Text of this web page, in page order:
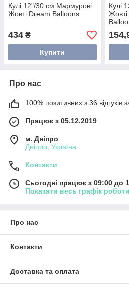
Кулі 12"/30 см Мармурові
Жовті Dream Balloons
434 ₴
Купити
Кулі
Про нас
100% позитивних з 36 відгуків
Працює з 05.12.2019
м. Дніпро
Дніпро, Україна
Контакти
Сьогодні працює з 09:00 до
Показати весь графік роботи
Про нас
Контакти
Доставка та оплата